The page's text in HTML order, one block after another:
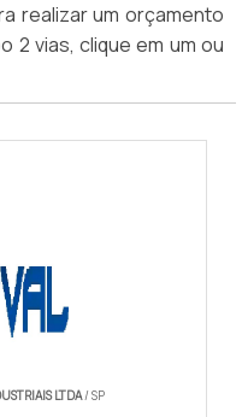
realizar um orçamento
2 vias, clique em um ou
LTDA/ SP